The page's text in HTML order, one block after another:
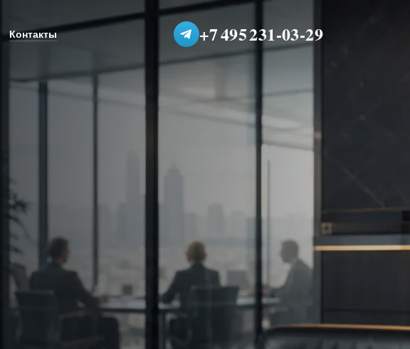
Контакты +7 495 231-03-29